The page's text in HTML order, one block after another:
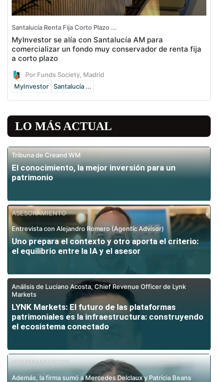
Santalucía Renta Fija Corto Plazo ...
MyInvestor se alía con Santalucía AM para
comercializar un fondo muy conservador de renta fija
a corto plazo
Por Funds Society, Madrid
MyInvestor
Santalucía ...
LO MÁS ACTUAL
Tribuna de Creand WM
El conocimiento, la mejor inversión para un
patrimonio
ASESORAMIENTO
Entrevista con Alejandro Romero (Agentic Advisor)
Uno prepara el contexto y otro aporta el criterio:
el equilibrio entre la IA y el asesor
Análisis de Luciano Acosta, Chief Revenue Officer de Lynk
Markets
LYNK Markets: El futuro de las plataformas
patrimoniales es la infraestructura: construyendo
el ecosistema conectado
NOMBRAMIENTOS
Además, la firma sumó a Mercedes Delclaux y Patricia Beans